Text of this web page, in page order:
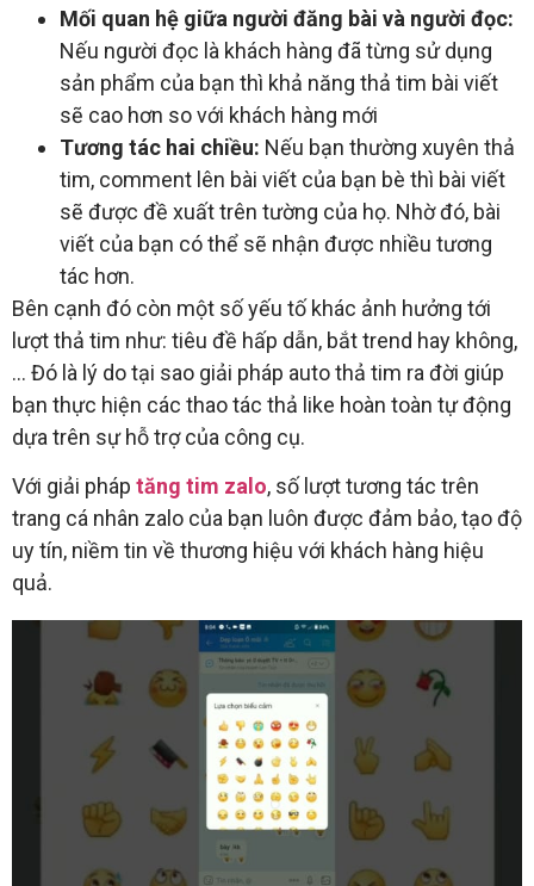
Mối quan hệ giữa người đăng bài và người đọc:
Nếu người đọc là khách hàng đã từng sử dụng
sản phẩm của bạn thì khả năng thả tim bài viết
sẽ cao hơn so với khách hàng mới
Tương tác hai chiều: Nếu bạn thường xuyên thả
tim, comment lên bài viết của bạn bè thì bài viết
sẽ được đề xuất trên tường của họ. Nhờ đó, bài
viết của bạn có thể sẽ nhận được nhiều tương
tác hơn.
Bên cạnh đó còn một số yếu tố khác ảnh hưởng tới
lượt thả tim như: tiêu đề hấp dẫn, bắt trend hay không,
… Đó là lý do tại sao giải pháp auto thả tim ra đời giúp
bạn thực hiện các thao tác thả like hoàn toàn tự động
dựa trên sự hỗ trợ của công cụ.
Với giải pháp tăng tim zalo, số lượt tương tác trên
trang cá nhân zalo của bạn luôn được đảm bảo, tạo độ
uy tín, niềm tin về thương hiệu với khách hàng hiệu
quả.